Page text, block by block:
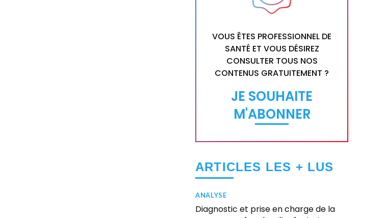
VOUS ÊTES PROFESSIONNEL DE
SANTÉ ET VOUS DÉSIREZ
CONSULTER TOUS NOS
CONTENUS GRATUITEMENT ?
JE SOUHAITE
M'ABONNER
ARTICLES LES + LUS
ANALYSE
Diagnostic et prise en charge de la